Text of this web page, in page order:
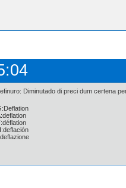
Diminutado di preci dum certena